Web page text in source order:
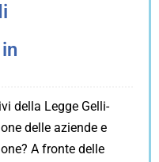
della Legge Gelli-
delle aziende e
A fronte delle